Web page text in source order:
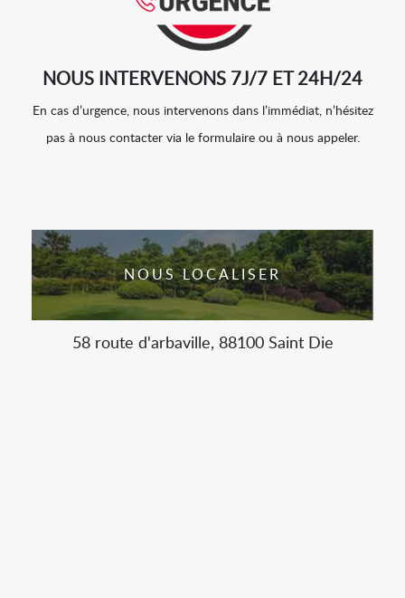
NOUS INTERVENONS 7J/7 ET 24H/24
En cas d’urgence, nous intervenons dans l’immédiat, n’hésitez
pas à nous contacter via le formulaire ou à nous appeler.
NOUS LOCALISER
58 route d'arbaville, 88100 Saint Die